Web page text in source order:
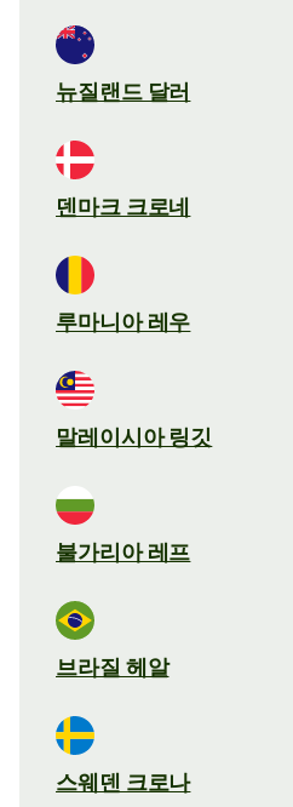
뉴질랜드 달러
덴마크 크로네
루마니아 레우
말레이시아 링깃
불가리아 레프
브라질 헤알
스웨덴 크로나